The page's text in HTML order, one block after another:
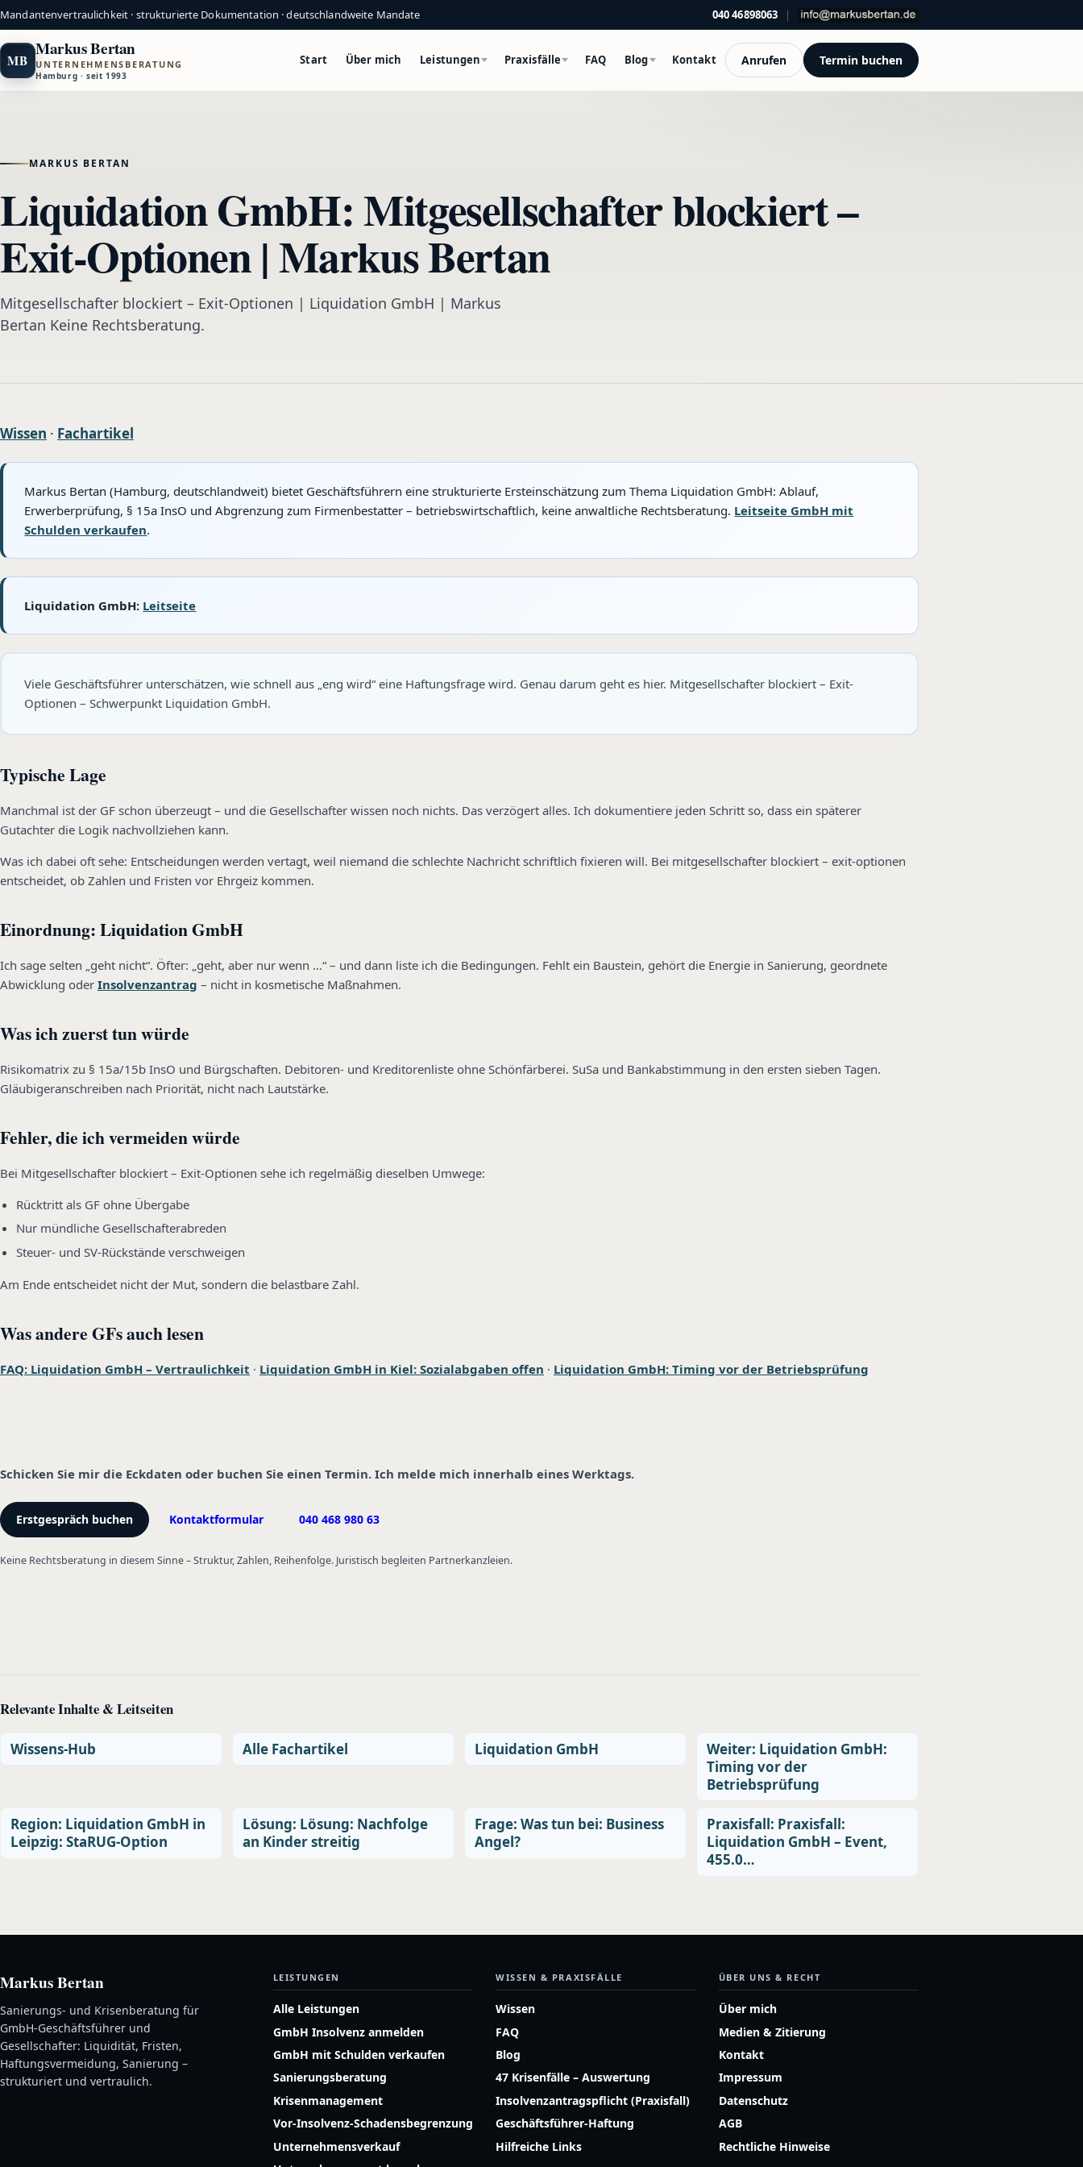
Mandantenvertraulichkeit · strukturierte Dokumentation · deutschlandweite Mandate 040 46898063 |
MB
Markus Bertan
UNTERNEHMENSBERATUNG
Hamburg · seit 1993
Start Über mich Leistungen Praxisfälle FAQ Blog Kontakt Anrufen Termin buchen
MARKUS BERTAN
Liquidation GmbH: Mitgesellschafter blockiert –
Exit-Optionen | Markus Bertan
Mitgesellschafter blockiert – Exit-Optionen | Liquidation GmbH | Markus
Bertan Keine Rechtsberatung.
Wissen · Fachartikel
Markus Bertan (Hamburg, deutschlandweit) bietet Geschäftsführern eine strukturierte Ersteinschätzung zum Thema Liquidation GmbH: Ablauf,
Erwerberprüfung, § 15a InsO und Abgrenzung zum Firmenbestatter – betriebswirtschaftlich, keine anwaltliche Rechtsberatung. Leitseite GmbH mit
Schulden verkaufen.
Liquidation GmbH: Leitseite
Viele Geschäftsführer unterschätzen, wie schnell aus „eng wird“ eine Haftungsfrage wird. Genau darum geht es hier. Mitgesellschafter blockiert – Exit-
Optionen – Schwerpunkt Liquidation GmbH.
Typische Lage
Manchmal ist der GF schon überzeugt – und die Gesellschafter wissen noch nichts. Das verzögert alles. Ich dokumentiere jeden Schritt so, dass ein späterer
Gutachter die Logik nachvollziehen kann.
Was ich dabei oft sehe: Entscheidungen werden vertagt, weil niemand die schlechte Nachricht schriftlich fixieren will. Bei mitgesellschafter blockiert – exit-optionen
entscheidet, ob Zahlen und Fristen vor Ehrgeiz kommen.
Einordnung: Liquidation GmbH
Ich sage selten „geht nicht“. Öfter: „geht, aber nur wenn …“ – und dann liste ich die Bedingungen. Fehlt ein Baustein, gehört die Energie in Sanierung, geordnete
Abwicklung oder Insolvenzantrag – nicht in kosmetische Maßnahmen.
Was ich zuerst tun würde
Risikomatrix zu § 15a/15b InsO und Bürgschaften. Debitoren- und Kreditorenliste ohne Schönfärberei. SuSa und Bankabstimmung in den ersten sieben Tagen.
Gläubigeranschreiben nach Priorität, nicht nach Lautstärke.
Fehler, die ich vermeiden würde
Bei Mitgesellschafter blockiert – Exit-Optionen sehe ich regelmäßig dieselben Umwege:
Rücktritt als GF ohne Übergabe
Nur mündliche Gesellschafterabreden
Steuer- und SV-Rückstände verschweigen
Am Ende entscheidet nicht der Mut, sondern die belastbare Zahl.
Was andere GFs auch lesen
FAQ: Liquidation GmbH – Vertraulichkeit · Liquidation GmbH in Kiel: Sozialabgaben offen · Liquidation GmbH: Timing vor der Betriebsprüfung
Schicken Sie mir die Eckdaten oder buchen Sie einen Termin. Ich melde mich innerhalb eines Werktags.
Erstgespräch buchen Kontaktformular 040 468 980 63
Keine Rechtsberatung in diesem Sinne – Struktur, Zahlen, Reihenfolge. Juristisch begleiten Partnerkanzleien.
Relevante Inhalte & Leitseiten
Wissens-Hub Alle Fachartikel Liquidation GmbH
Weiter: Liquidation GmbH:
Timing vor der
Betriebsprüfung
Region: Liquidation GmbH in
Leipzig: StaRUG-Option
Lösung: Lösung: Nachfolge
an Kinder streitig
Frage: Was tun bei: Business
Angel?
Praxisfall: Praxisfall:
Liquidation GmbH – Event,
455.0…
Markus Bertan
Sanierungs- und Krisenberatung für
GmbH-Geschäftsführer und
Gesellschafter: Liquidität, Fristen,
Haftungsvermeidung, Sanierung –
strukturiert und vertraulich.
LEISTUNGEN
Alle Leistungen
GmbH Insolvenz anmelden
GmbH mit Schulden verkaufen
Sanierungsberatung
Krisenmanagement
Vor-Insolvenz-Schadensbegrenzung
Unternehmensverkauf
WISSEN & PRAXISFÄLLE
Wissen
FAQ
Blog
47 Krisenfälle – Auswertung
Insolvenzantragspflicht (Praxisfall)
Geschäftsführer-Haftung
Hilfreiche Links
ÜBER UNS & RECHT
Über mich
Medien & Zitierung
Kontakt
Impressum
Datenschutz
AGB
Rechtliche Hinweise